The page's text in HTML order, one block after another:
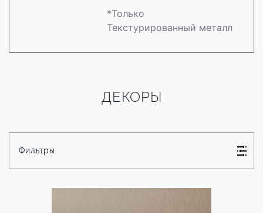
*Только
Текстурированный металл
ДЕКОРЫ
Фильтры